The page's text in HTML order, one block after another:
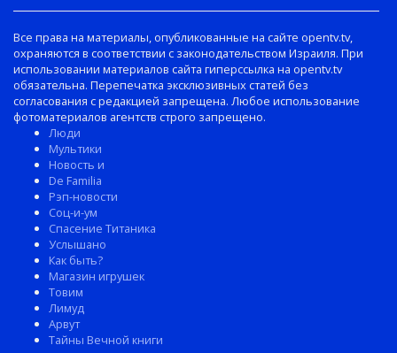
Все права на материалы, опубликованные на сайте opentv.tv,
охраняются в соответствии с законодательством Израиля. При
использовании материалов сайта гиперссылка на opentv.tv
обязательна. Перепечатка эксклюзивных статей без
согласования с редакцией запрещена. Любое использование
фотоматериалов агентств строго запрещено.
Люди
Мультики
Новость и
De Familia
Рэп-новости
Соц-и-ум
Спасение Титаника
Услышано
Как быть?
Магазин игрушек
Товим
Лимуд
Арвут
Тайны Вечной книги